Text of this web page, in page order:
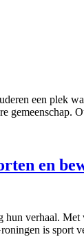
een plek
en
verhaal.
is